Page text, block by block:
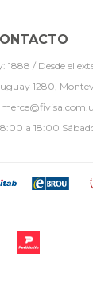
1888 / Desde el
1280,
8:00 a 18:00